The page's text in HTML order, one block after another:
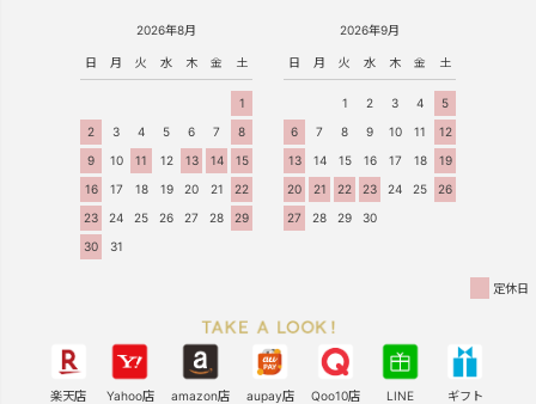
2026年8月
日 月 火 水 木 金 土
1
2
3 4 5 6 7
8
9
10 11 12 13 14
15
16
17 18 19 20 21
22
23
24 25 26 27 28
29
30
31
2026年9月
日 月 火 水 木 金 土
1 2 3 4
5
6
7 8 9 10 11
12
13
14 15 16 17 18
19
20
21 22 23 24 25
26
27
28 29 30
定休日
楽天店 Yahoo店 amazon店 aupay店 Qoo10店
LINE
ギフト